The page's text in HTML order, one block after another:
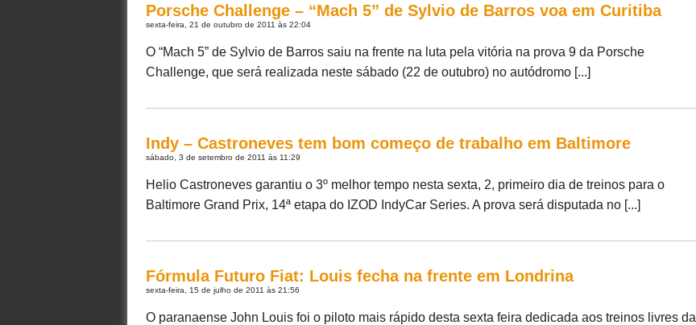
Porsche Challenge – “Mach 5” de Sylvio de Barros voa em Curitiba
sexta-feira, 21 de outubro de 2011 às 22:04
O “Mach 5” de Sylvio de Barros saiu na frente na luta pela vitória na prova 9 da Porsche
Challenge, que será realizada neste sábado (22 de outubro) no autódromo [...]
Indy – Castroneves tem bom começo de trabalho em Baltimore
sábado, 3 de setembro de 2011 às 11:29
Helio Castroneves garantiu o 3º melhor tempo nesta sexta, 2, primeiro dia de treinos para o
Baltimore Grand Prix, 14ª etapa do IZOD IndyCar Series. A prova será disputada no [...]
Fórmula Futuro Fiat: Louis fecha na frente em Londrina
sexta-feira, 15 de julho de 2011 às 21:56
O paranaense John Louis foi o piloto mais rápido desta sexta feira dedicada aos treinos livres da